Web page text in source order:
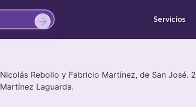
Servicios
Nicolás Rebollo y Fabricio Martínez, de San José.
Martínez Laguarda.